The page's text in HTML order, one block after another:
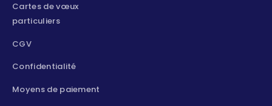
Cartes de vœux
particuliers
CGV
Confidentialité
Moyens de paiement